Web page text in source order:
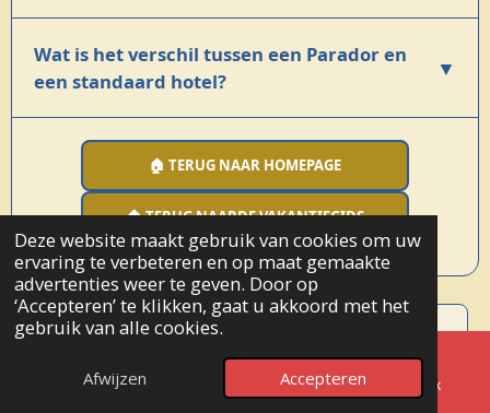
Deze website maakt gebruik van cookies om uw
ervaring te verbeteren en op maat gemaakte
advertenties weer te geven. Door op
‘Accepteren’ te klikken, gaat u akkoord met het
gebruik van alle cookies.
Afwijzen Accepteren
Wat is het verschil tussen een Parador en
een standaard hotel?
▼
🏠 TERUG NAAR HOMEPAGE
🏠 TERUG NAARDE VAKANTIEGIDS
↑ NAAR BOVEN
THREADS
X / TWITTER
E-mailadres Telefoonnummer Facebook